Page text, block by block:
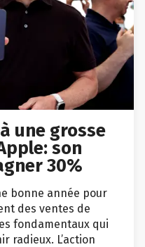
une grosse
son
30%
bonne année pour
des ventes de
fondamentaux qui
radieux. L’action